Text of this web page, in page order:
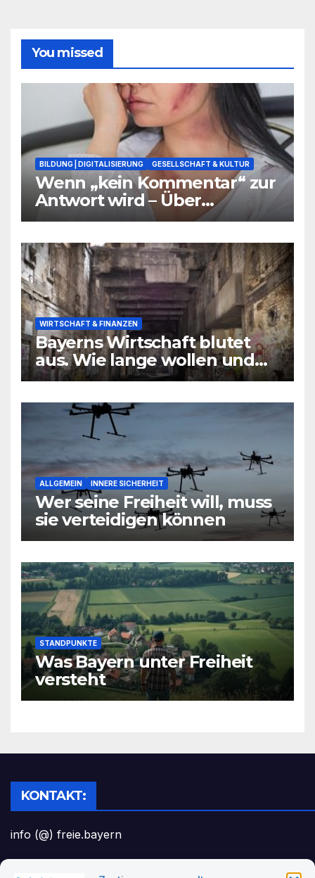
You missed
BILDUNG | DIGITALISIERUNG GESELLSCHAFT & KULTUR
Wenn „kein Kommentar“ zur
Antwort wird – Über
Warnsignale aus Schulen, die
WIRTSCHAFT & FINANZEN
Bayerns Wirtschaft blutet
aus. Wie lange wollen und
können wir uns den
noch leisten?
ALLGEMEIN INNERE SICHERHEIT
Wer seine Freiheit will, muss
sie verteidigen können
STANDPUNKTE
Was Bayern unter Freiheit
versteht
KONTAKT:
info (@) freie.bayern